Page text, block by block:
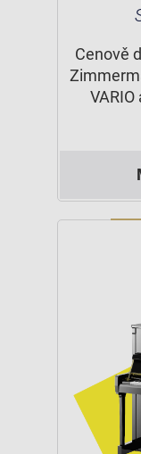
Cenově